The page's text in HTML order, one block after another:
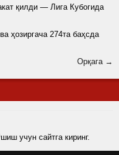
қилди — Лига Кубогида
ҳозиргача 274та баҳсда
Орқага →
учун сайтга киринг.